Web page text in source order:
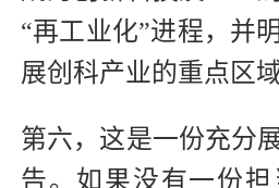
“再工业化”进程，并
展创科产业的重点区
第六，这是一份充分
告。如果没有一份